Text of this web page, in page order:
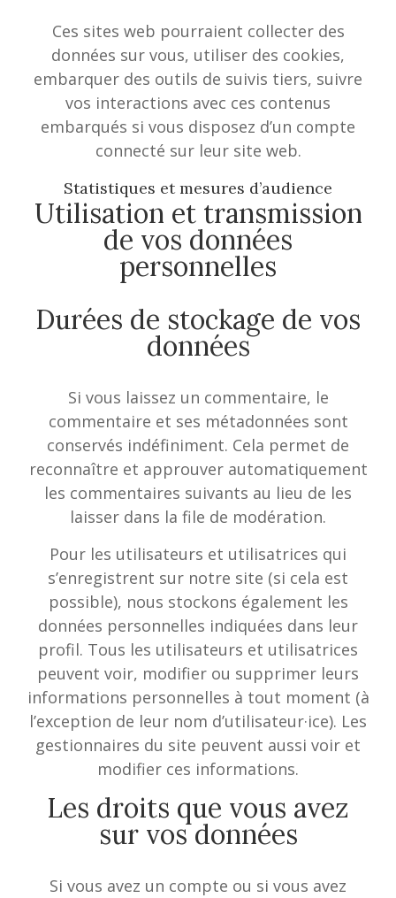
Ces sites web pourraient collecter des
données sur vous, utiliser des cookies,
embarquer des outils de suivis tiers, suivre
vos interactions avec ces contenus
embarqués si vous disposez d’un compte
connecté sur leur site web.
Statistiques et mesures d’audience
Utilisation et transmission
de vos données
personnelles
Durées de stockage de vos
données
Si vous laissez un commentaire, le
commentaire et ses métadonnées sont
conservés indéfiniment. Cela permet de
reconnaître et approuver automatiquement
les commentaires suivants au lieu de les
laisser dans la file de modération.
Pour les utilisateurs et utilisatrices qui
s’enregistrent sur notre site (si cela est
possible), nous stockons également les
données personnelles indiquées dans leur
profil. Tous les utilisateurs et utilisatrices
peuvent voir, modifier ou supprimer leurs
informations personnelles à tout moment (à
l’exception de leur nom d’utilisateur·ice). Les
gestionnaires du site peuvent aussi voir et
modifier ces informations.
Les droits que vous avez
sur vos données
Si vous avez un compte ou si vous avez